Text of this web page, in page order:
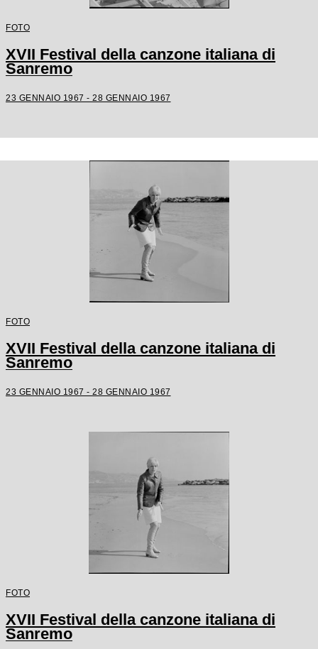
FOTO
XVII Festival della canzone italiana di
Sanremo
23 GENNAIO 1967 - 28 GENNAIO 1967
FOTO
XVII Festival della canzone italiana di
Sanremo
23 GENNAIO 1967 - 28 GENNAIO 1967
FOTO
XVII Festival della canzone italiana di
Sanremo